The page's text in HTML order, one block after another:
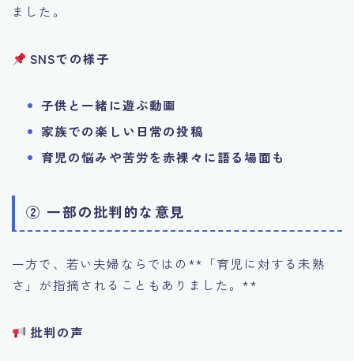
ました。
SNSでの様子
子供と一緒に遊ぶ動画
家族での楽しい日常の投稿
育児の悩みや苦労を赤裸々に語る場面も
② 一部の批判的な意見
一方で、若い夫婦ならではの**「育児に対する未熟
さ」が指摘されることもありました。**
批判の声